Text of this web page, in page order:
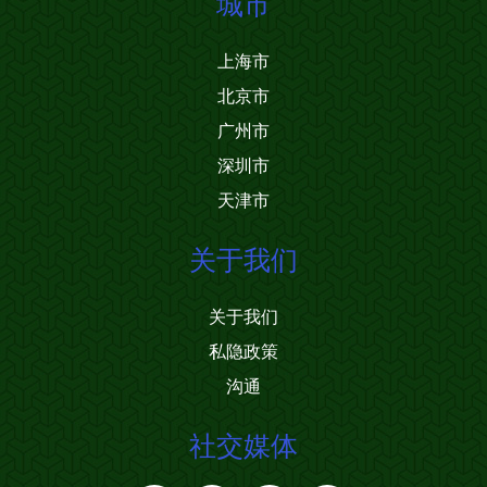
上海市
北京市
广州市
深圳市
天津市
关于我们
关于我们
私隐政策
沟通
社交媒体